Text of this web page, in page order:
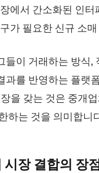
에서 간소화된 인터
가 필요한 신규 소
들이 거래하는 방식,
과를 반영하는 플랫
을 갖는 것은 중개
하는 것을 의미합니
시장 결합의 장